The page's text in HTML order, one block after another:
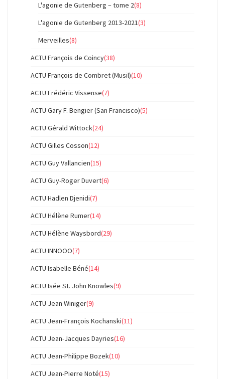
L'agonie de Gutenberg – tome 2(8)
L'agonie de Gutenberg 2013-2021(3)
Merveilles(8)
ACTU François de Coincy(38)
ACTU François de Combret (Musil)(10)
ACTU Frédéric Vissense(7)
ACTU Gary F. Bengier (San Francisco)(5)
ACTU Gérald Wittock(24)
ACTU Gilles Cosson(12)
ACTU Guy Vallancien(15)
ACTU Guy-Roger Duvert(6)
ACTU Hadlen Djenidi(7)
ACTU Hélène Rumer(14)
ACTU Hélène Waysbord(29)
ACTU INNOOO(7)
ACTU Isabelle Béné(14)
ACTU Isée St. John Knowles(9)
ACTU Jean Winiger(9)
ACTU Jean-François Kochanski(11)
ACTU Jean-Jacques Dayries(16)
ACTU Jean-Philippe Bozek(10)
ACTU Jean-Pierre Noté(15)